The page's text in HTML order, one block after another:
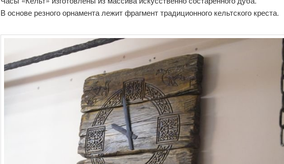
В основе резного орнамента лежит фрагмент традиционного кельтского креста.